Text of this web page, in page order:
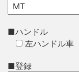
■ハンドル
左ハンドル車
■登録